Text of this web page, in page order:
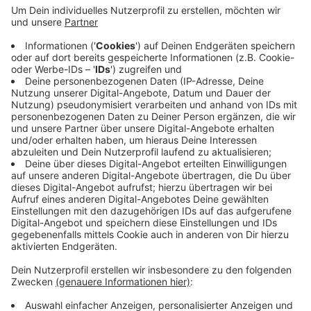
Der betroffene Bereich wurde kurzzeitig geräumt, ist
aber mittlerweile wieder freigegeben. Was genau die
Beschwerden ausgelöst hat, ist bisher noch unklar. Die
Polizei könne sowohl einen technischen Defekt als
auch das absichtliche Versprühen von Reizgas nicht
ausschließen.
Anzeige
Anzeige